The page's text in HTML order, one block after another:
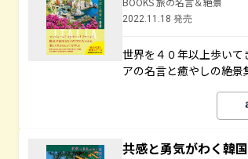
2022.11.18 発売
世界を４０年以上歩いて
アの名言と癒やしの絶景
共感と勇気がわく韓